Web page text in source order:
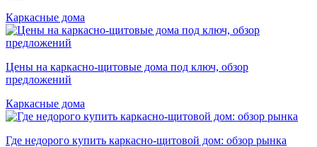
Каркасные дома
Цены на каркасно-щитовые дома под ключ, обзор
предложений
Каркасные дома
Где недорого купить каркасно-щитовой дом: обзор рынка